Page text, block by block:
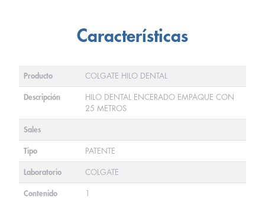
Características
Producto COLGATE HILO DENTAL
Descripción
HILO DENTAL ENCERADO EMPAQUE CON
25 METROS
Sales
Tipo PATENTE
Laboratorio COLGATE
Contenido 1